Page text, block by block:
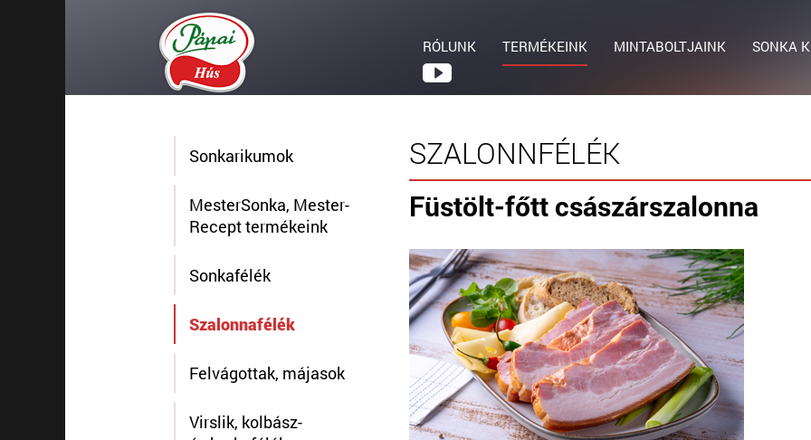
Sonkarikumok
MesterSonka, Mester-
Recept termékeink
Sonkafélék
Szalonnafélék
Felvágottak, májasok
Virslik, kolbász-
SZALONNFÉLÉK
Füstölt-főtt császárszalonna
RÓLUNK TERMÉKEINK MINTABOLTJAINK SONKA